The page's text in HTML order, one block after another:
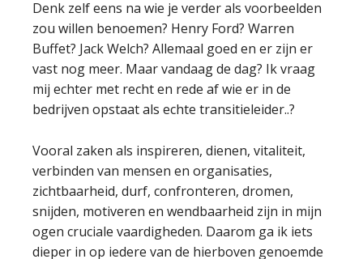
Denk zelf eens na wie je verder als voorbeelden
zou willen benoemen? Henry Ford? Warren
Buffet? Jack Welch? Allemaal goed en er zijn er
vast nog meer. Maar vandaag de dag? Ik vraag
mij echter met recht en rede af wie er in de
bedrijven opstaat als echte transitieleider..?
Vooral zaken als inspireren, dienen, vitaliteit,
verbinden van mensen en organisaties,
zichtbaarheid, durf, confronteren, dromen,
snijden, motiveren en wendbaarheid zijn in mijn
ogen cruciale vaardigheden. Daarom ga ik iets
dieper in op iedere van de hierboven genoemde